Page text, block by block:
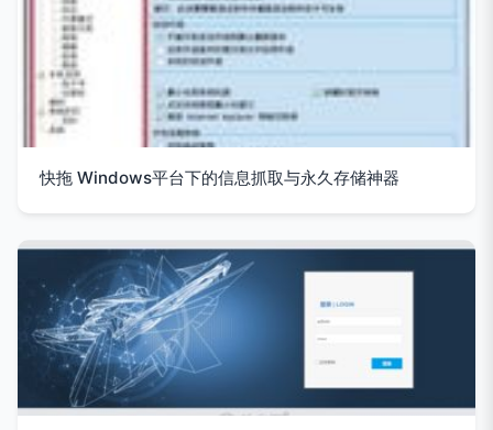
快拖 Windows平台下的信息抓取与永久存储神器